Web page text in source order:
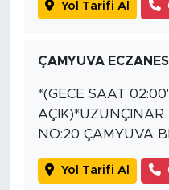
Yol Tarifi Al
ÇAMYUVA ECZANESİ
*(GECE SAAT
AÇIK)*UZUNÇINAR
NO:20 ÇAMYUVA
Yol Tarifi Al